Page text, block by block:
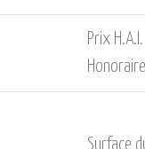
Prix H.A.I.
Surface